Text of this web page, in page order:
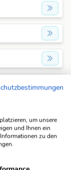
um unsere
und Ihnen ein
zu den